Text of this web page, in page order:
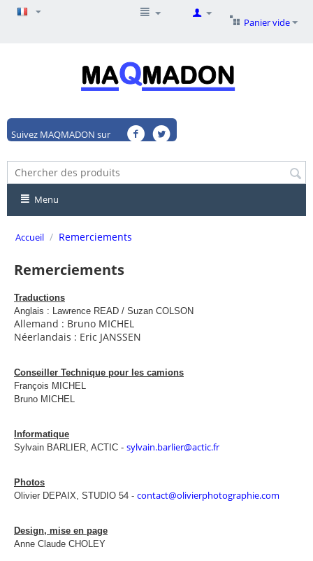
Panier vide
Suivez MAQMADON sur
Menu
Accueil / Remerciements
Remerciements
Traductions
Anglais : Lawrence READ / Suzan COLSON
Allemand : Bruno MICHEL
Néerlandais : Eric JANSSEN
Conseiller Technique pour les camions
François MICHEL
Bruno MICHEL
Informatique
Sylvain BARLIER, ACTIC - sylvain.barlier@actic.fr
Photos
Olivier DEPAIX, STUDIO 54 - contact@olivierphotographie.com
Design, mise en page
Anne Claude CHOLEY